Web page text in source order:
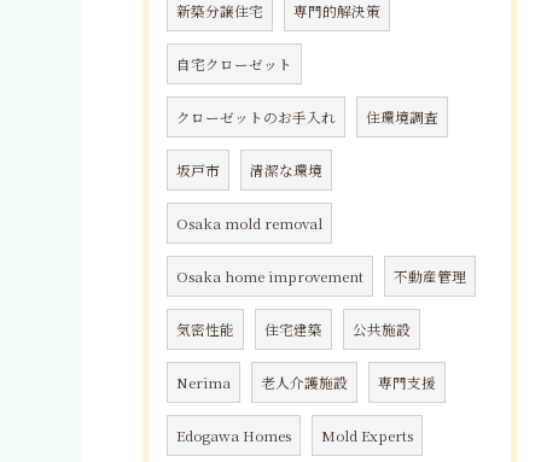
新築分譲住宅 専門的解決策
自宅クローゼット
クローゼットのお手入れ 住環境調査
坂戸市 清潔な環境
Osaka mold removal
Osaka home improvement 不動産管理
気密性能 住宅建築 公共施設
Nerima 老人介護施設 専門支援
Edogawa Homes Mold Experts